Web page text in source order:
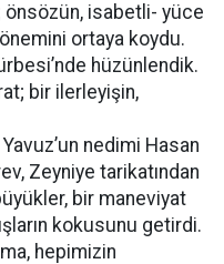
önsözün, isabetli- yüce
önemini ortaya koydu.
hüzünlendik.
bir ilerleyişin,
nedimi Hasan
Zeyniye tarikatından
bir maneviyat
kokusunu getirdi.
hepimizin